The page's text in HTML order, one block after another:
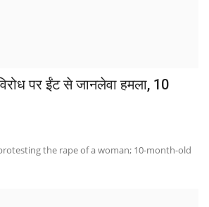
पर ईंट से जानलेवा हमला, 10
the rape of a woman; 10-month-old